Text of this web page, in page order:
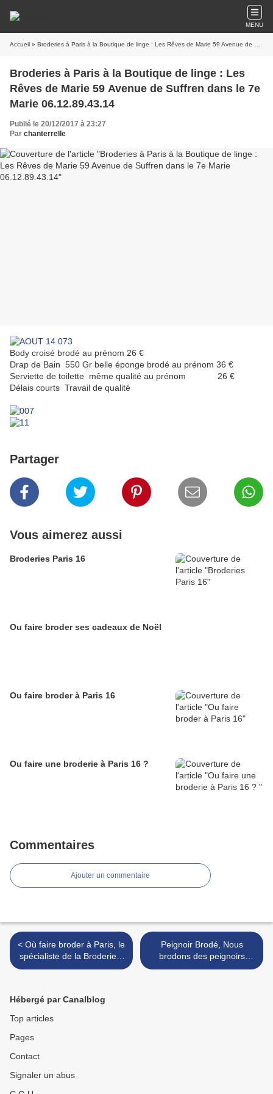
MENU
Accueil » Broderies à Paris à la Boutique de linge : Les Rêves de Marie 59 Avenue de Suffren dans le 7e Marie 06.12.89.43.14
Broderies à Paris à la Boutique de linge : Les
Rêves de Marie 59 Avenue de Suffren dans le 7e
Marie 06.12.89.43.14
Publié le 20/12/2017 à 23:27
Par chanterrelle
Body croisé brodé au prénom 26 €
Drap de Bain 550 Gr belle éponge brodé au prénom 36 €
Serviette de toilette même qualité au prénom 26 €
Délais courts Travail de qualité
Partager
Vous aimerez aussi
Broderies Paris 16
Ou faire broder ses cadeaux de Noël
Ou faire broder à Paris 16
Ou faire une broderie à Paris 16 ?
Commentaires
Ajouter un commentaire
< Où faire broder à Paris, le
spécialiste de la Broderie à
l'unité : Les Rêves de Marie
Peignoir Brodé, Nous
brodons des peignoirs
enfant ou adulte, aux Rêves
Hébergé par Canalblog
Top articles
Pages
Contact
Signaler un abus